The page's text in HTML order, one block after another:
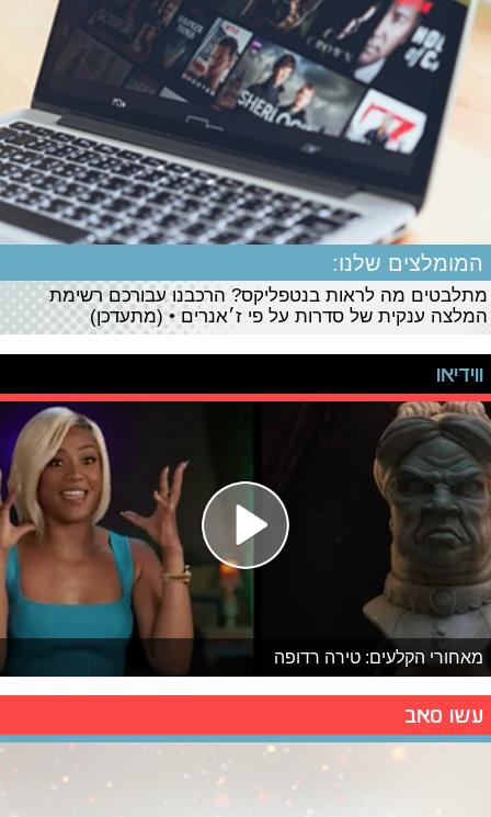
המומלצים שלנו:
מתלבטים מה לראות בנטפליקס? הרכבנו עבורכם רשימת
המלצה ענקית של סדרות על פי ז׳אנרים • (מתעדכן)
ווידיאו
מאחורי הקלעים: טירה רדופה
עשו סאב